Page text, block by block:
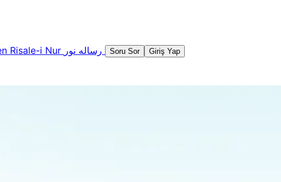
Risale-i Nur Soru Sor Giriş Yap